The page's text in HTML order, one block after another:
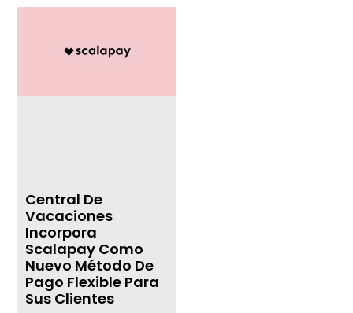
Central De
Vacaciones
Incorpora
Scalapay Como
Nuevo Método De
Pago Flexible Para
Sus Clientes